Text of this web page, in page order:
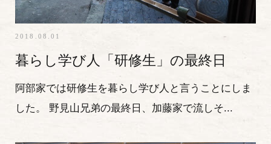
2018.08.01
暮らし学び人「研修生」の最終日
阿部家では研修生を暮らし学び人と言うことにしま
した。 野見山兄弟の最終日、加藤家で流しそ...